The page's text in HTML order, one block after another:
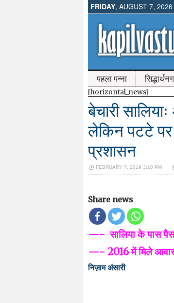
FRIDAY, AUGUST 7, 2026
पहला पन्ना
[horizontal_news]
बेचारी
लेकिन पटटे पर
प्रशासन
FEBRUARY 7, 2019 3:10 PM
Share news
—- सालिया के पास
—- 2016 में मिले
निज़ाम अंसारी